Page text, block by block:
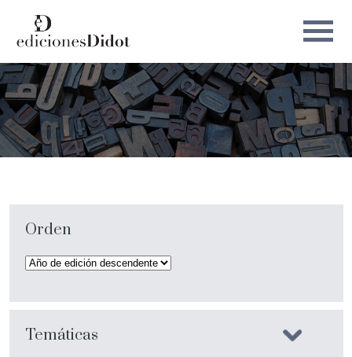
Orden
Temáticas